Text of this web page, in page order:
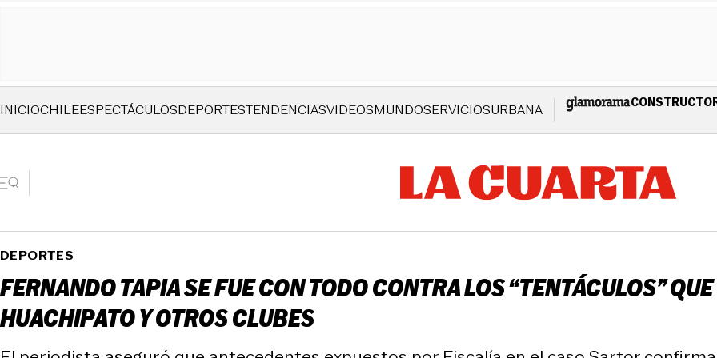
INICIOCHILEESPECTÁCULOSDEPORTESTENDENCIASVIDEOSMUNDOSERVICIOSURBANA
DEPORTES
FERNANDO TAPIA SE FUE CON TODO CONTRA LOS “TENTÁCULOS”
HUACHIPATO Y OTROS CLUBES